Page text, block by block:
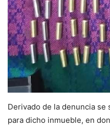
Derivado de la denuncia
para dicho inmueble, en